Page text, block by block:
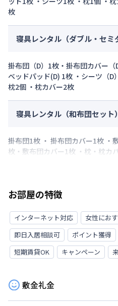
枚
寝具レンタル（ダブル・セミ
掛布団（D）1枚・掛布団カバー（
ベッドパッド(D) 1枚 ・シーツ（D
枕2個 ・枕カバー2枚
寝具レンタル（和布団セット）
掛布団1枚 ・ 掛布団カバー1枚 ・
枚・敷布団カバー1枚 ・枕・枕カ
お部屋の特徴
インターネット対応 女性にお
即日入居相談可
ポイント獲得
短期賃貸OK
キャンペーン
敷金礼金